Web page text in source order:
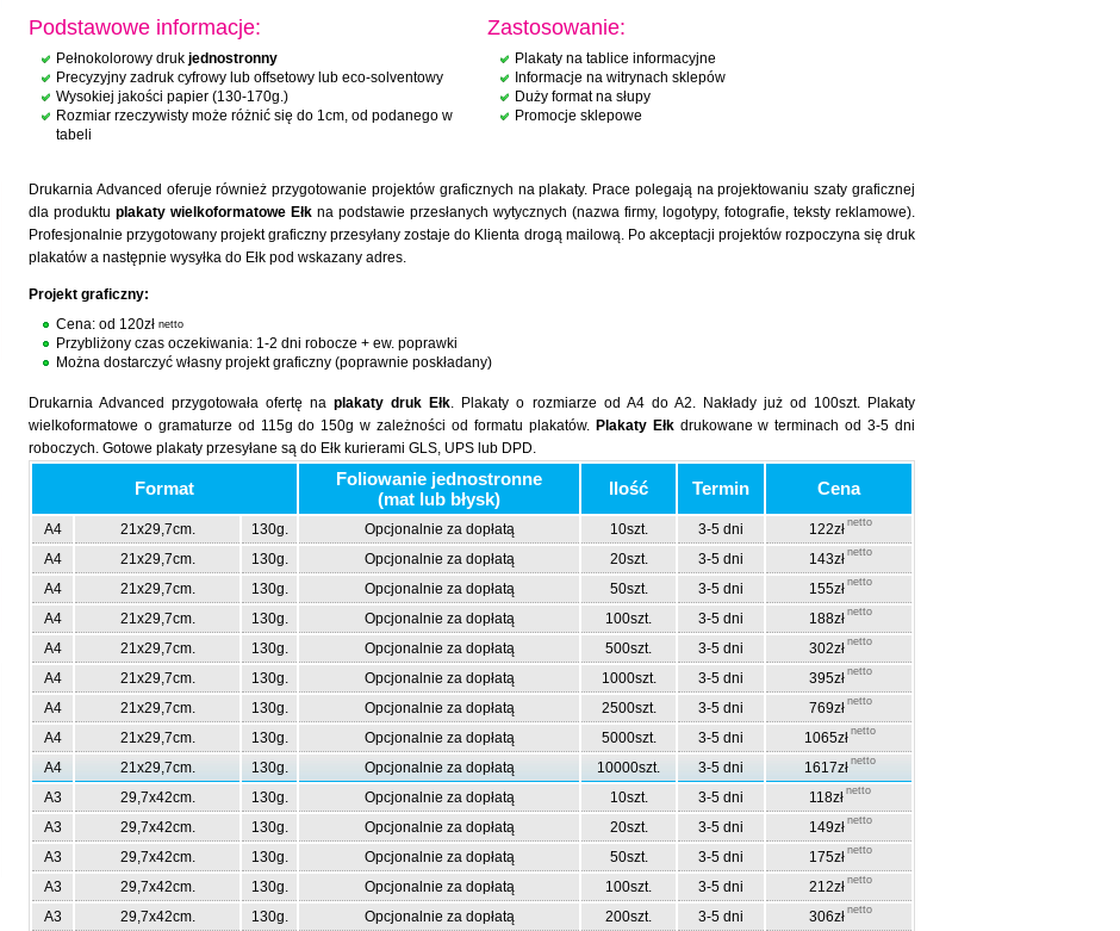
Podstawowe informacje:
Pełnokolorowy druk jednostronny
Precyzyjny zadruk cyfrowy lub offsetowy lub eco-solventowy
Wysokiej jakości papier (130-170g.)
Rozmiar rzeczywisty może różnić się do 1cm, od podanego w
tabeli
Zastosowanie:
Plakaty na tablice informacyjne
Informacje na witrynach sklepów
Duży format na słupy
Promocje sklepowe
Drukarnia Advanced oferuje również przygotowanie projektów graficznych na plakaty. Prace polegają na projektowaniu szaty graficznej
dla produktu plakaty wielkoformatowe Ełk na podstawie przesłanych wytycznych (nazwa firmy, logotypy, fotografie, teksty reklamowe).
Profesjonalnie przygotowany projekt graficzny przesyłany zostaje do Klienta drogą mailową. Po akceptacji projektów rozpoczyna się druk
plakatów a następnie wysyłka do Ełk pod wskazany adres.
Projekt graficzny:
Cena: od 120zł netto
Przybliżony czas oczekiwania: 1-2 dni robocze + ew. poprawki
Można dostarczyć własny projekt graficzny (poprawnie poskładany)
Drukarnia Advanced przygotowała ofertę naplakaty druk Ełk. Plakaty o rozmiarze od A4 do A2. Nakłady już od 100szt. Plakaty
wielkoformatowe o gramaturze od 115g do 150g w zależności od formatu plakatów. Plakaty Ełkdrukowane w terminach od 3-5 dni
roboczych. Gotowe plakaty przesyłane są do Ełk kurierami GLS, UPS lub DPD.
Format
Foliowanie jednostronne
(mat lub błysk)
Ilość Termin Cena
A4 21x29,7cm. 130g. Opcjonalnie za dopłatą 10szt. 3-5 dni 122zł netto
A4 21x29,7cm. 130g. Opcjonalnie za dopłatą 20szt. 3-5 dni 143zł netto
A4 21x29,7cm. 130g. Opcjonalnie za dopłatą 50szt. 3-5 dni 155zł netto
A4 21x29,7cm. 130g. Opcjonalnie za dopłatą 100szt. 3-5 dni 188zł netto
A4 21x29,7cm. 130g. Opcjonalnie za dopłatą 500szt. 3-5 dni 302zł netto
A4 21x29,7cm. 130g. Opcjonalnie za dopłatą 1000szt. 3-5 dni 395zł netto
A4 21x29,7cm. 130g. Opcjonalnie za dopłatą 2500szt. 3-5 dni 769zł netto
A4 21x29,7cm. 130g. Opcjonalnie za dopłatą 5000szt. 3-5 dni 1065zł netto
A4 21x29,7cm. 130g. Opcjonalnie za dopłatą 10000szt. 3-5 dni 1617zł netto
A3 29,7x42cm. 130g. Opcjonalnie za dopłatą 10szt. 3-5 dni 118zł netto
A3 29,7x42cm. 130g. Opcjonalnie za dopłatą 20szt. 3-5 dni 149zł netto
A3 29,7x42cm. 130g. Opcjonalnie za dopłatą 50szt. 3-5 dni 175zł netto
A3 29,7x42cm. 130g. Opcjonalnie za dopłatą 100szt. 3-5 dni 212zł netto
A3 29,7x42cm. 130g. Opcjonalnie za dopłatą 200szt. 3-5 dni 306zł netto